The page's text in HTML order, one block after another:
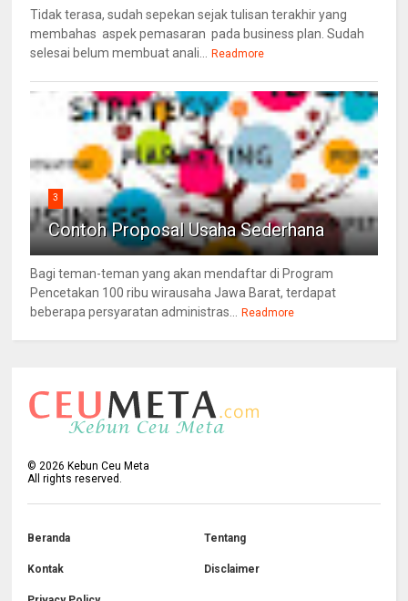
Tidak terasa, sudah sepekan sejak tulisan terakhir yang
membahas aspek pemasaran pada business plan. Sudah
selesai belum membuat anali... Readmore
3
Contoh Proposal Usaha Sederhana
Bagi teman-teman yang akan mendaftar di Program
Pencetakan 100 ribu wirausaha Jawa Barat, terdapat
beberapa persyaratan administras... Readmore
©2026 Kebun Ceu Meta
All rights reserved.
Beranda Tentang
Kontak Disclaimer